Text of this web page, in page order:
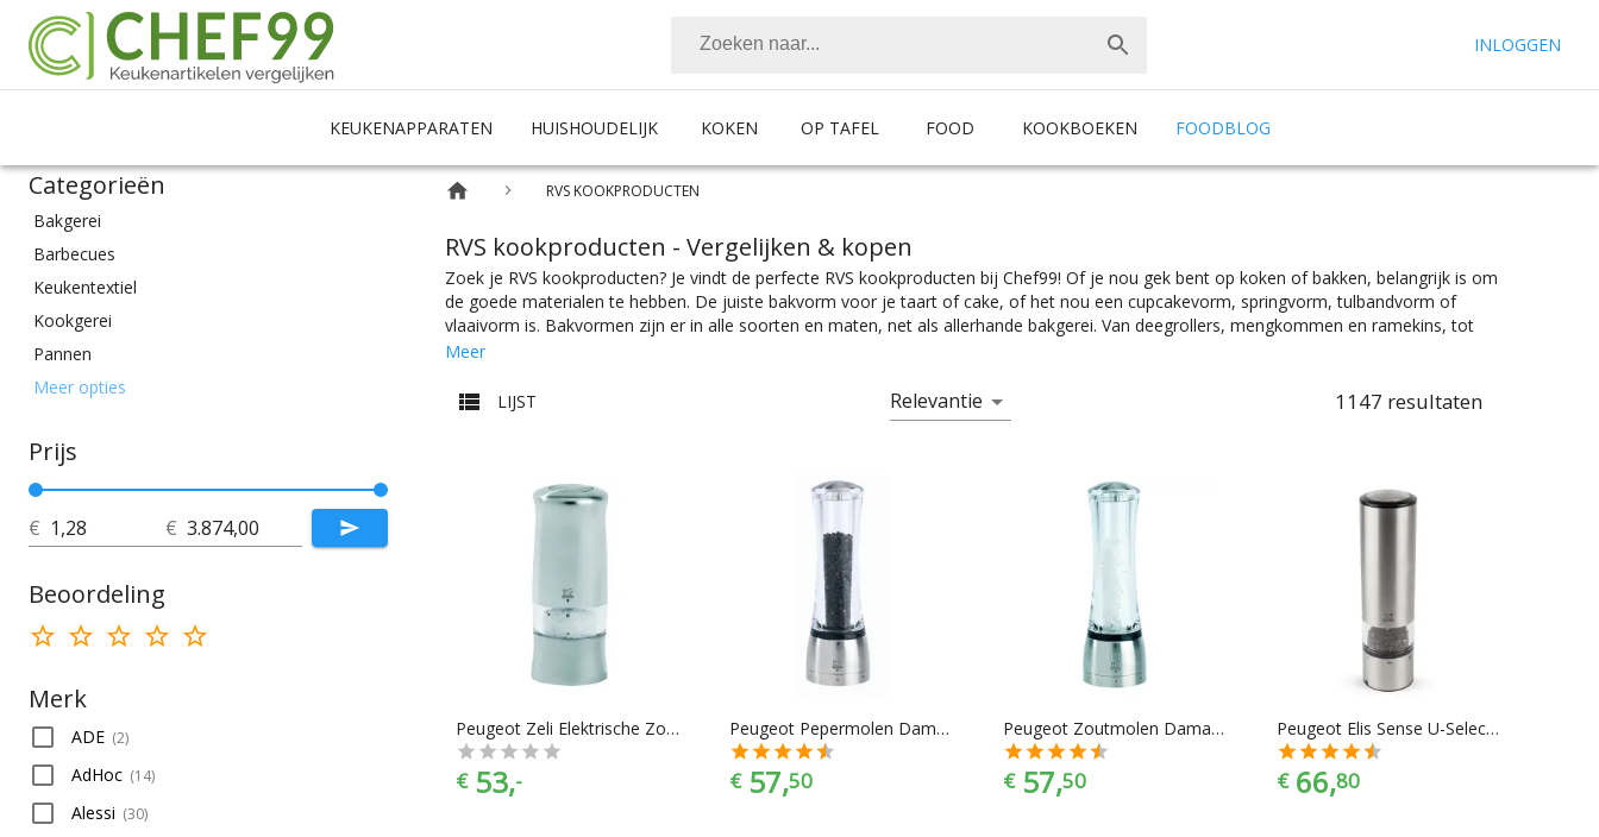
INLOGGEN
KEUKENAPPARATEN HUISHOUDELIJK KOKEN OP TAFEL FOOD KOOKBOEKEN FOODBLOG
Categorieën
Bakgerei
Barbecues
Keukentextiel
Kookgerei
Pannen
Snijden & Knippen
Meer opties
Prijs
€ €
Beoordeling
Merk
ADE (2)
AdHoc (14)
Alessi (30)
RVS KOOKPRODUCTEN
RVS kookproducten - Vergelijken & kopen
Zoek je RVS kookproducten? Je vindt de perfecte RVS kookproducten bij Chef99! Of je nou gek bent op koken of bakken, belangrijk is om
de goede materialen te hebben. De juiste bakvorm voor je taart of cake, of het nou een cupcakevorm, springvorm, tulbandvorm of
vlaaivorm is. Bakvormen zijn er in alle soorten en maten, net als allerhande bakgerei. Van deegrollers, mengkommen en ramekins, tot
spatels, bakwasten en ovenschalen. Ook voor al je kookkunsten heb je natuurlijk de beste attributen nodig. Een goede braadpan voor
je natuurlijk een goede pannenset nodig met daarin bijvoorbeeld een steelpan, een kookpan en een koekenpan. Ben je meer een
buitenkok, dan ga je natuurlijk voor de beste barbecue. Voor al het voorbereidend werk zorg je daarnaast natuurlijk voor de goede
Meer
LIJST Relevantie 1147 resultaten
Peugeot Zeli Elektrische Zoutmolen - 14 cm - Geborsteld Chrome
€ 53,-
Peugeot Pepermolen Daman - 21 cm - U-select
€ 57,50
Peugeot Zoutmolen Daman - 21 cm - U-select
€ 57,50
Peugeot Elis Sense U-Select Elektrische Pepermolen
€ 66,80